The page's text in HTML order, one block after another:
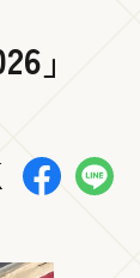
」